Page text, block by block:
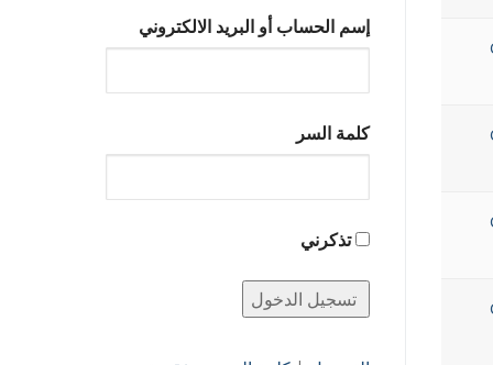
إسم الحساب أو البريد الالكتروني
كلمة السر
تذكرني